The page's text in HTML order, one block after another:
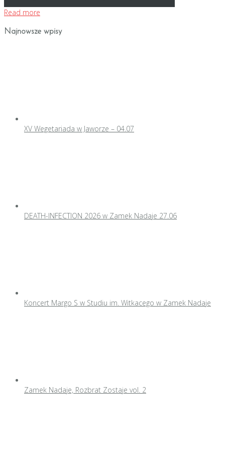
Read more
Najnowsze wpisy
XV Wegetariada w Jaworze – 04.07
DEATH-INFECTION 2026 w Zamek Nadaje 27.06
Koncert Margo S w Studiu im. Witkacego w Zamek Nadaje
Zamek Nadaje, Rozbrat Zostaje vol. 2